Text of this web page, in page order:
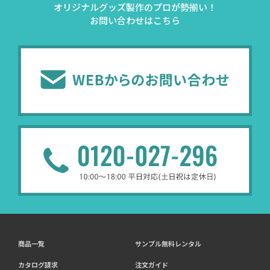
受発注業務
（開示対象個人情報）
当社通信販売における
業務上のご連絡および
問い合わせへの対応の
（開示対象個人情報）
契約した小売店より委託された
4．個人情報を第三者に提供することが予定される場合の
事項
オリジナルグッズ製作のプロが勢揃い！
お問い合わせはこちら
商品一覧 サンプル無料レンタル
カタログ請求 注文ガイド